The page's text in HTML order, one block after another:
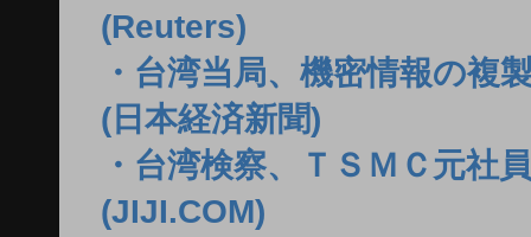
(Reuters)
・台湾当局、機密情報の
(日本経済新聞)
・台湾検察、ＴＳＭＣ元
(JIJI.COM)